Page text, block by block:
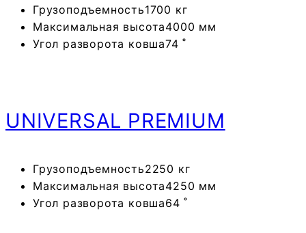
Грузоподъемность1700 кг
Максимальная высота4000 мм
Угол разворота ковша74 ˚
UNIVERSAL PREMIUM
Грузоподъемность2250 кг
Максимальная высота4250 мм
Угол разворота ковша64 ˚